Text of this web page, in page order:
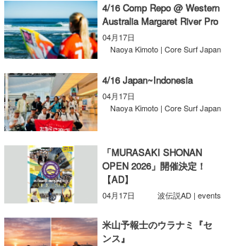
会員メニュー
今月のプレゼント
4/16 Comp Repo @ Western
Australia Margaret River Pro
04月17日
Naoya Kimoto | Core Surf Japan
4/16 Japan~Indonesia
04月17日
Naoya Kimoto | Core Surf Japan
「MURASAKI SHONAN
OPEN 2026」開催決定！
【AD】
04月17日 波伝説AD | events
米山予報士のウラナミ『セ
ンス』
ショップ情報
湘南
千葉北
伊豆
大阪
四国
沖縄
ウラナミ
お知らせ
その他
ルール＆How to
サーファーズ